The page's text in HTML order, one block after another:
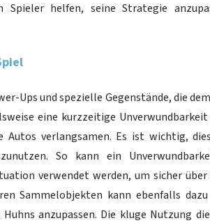
Spieler helfen, seine Strategie
Ups und spezielle Gegenstände, die
eine kurzzeitige
verlangsamen. Es ist wichtig,
So kann ein
verwendet werden, um sicher
Sammelobjekten kann ebenfalls
anzupassen. Die kluge Nutzung